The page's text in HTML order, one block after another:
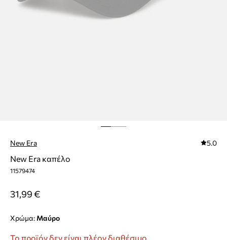
New Era 5.0
New Era καπέλο
11579474
31,99 €
Χρώμα: μαύρο
Το προϊόν δεν είναι πλέον διαθέσιμο